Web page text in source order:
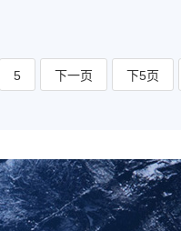
5 下一页 下5页